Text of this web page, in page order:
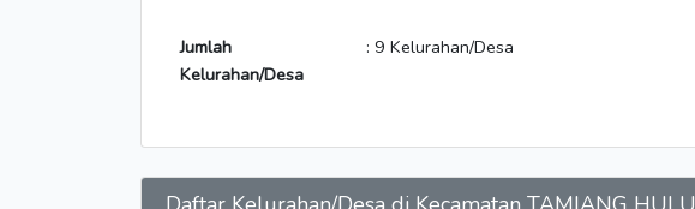
Jumlah
Kelurahan/Desa
: 9 Kelurahan/Desa